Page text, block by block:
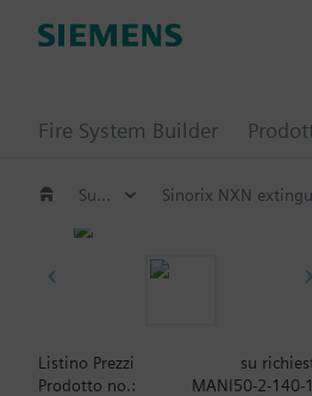
Fire System Builder
Suppression / Extinguishing Sinorix NXN
Listino Prezzi
su
Prodotto no.:
MANI50-2-140-